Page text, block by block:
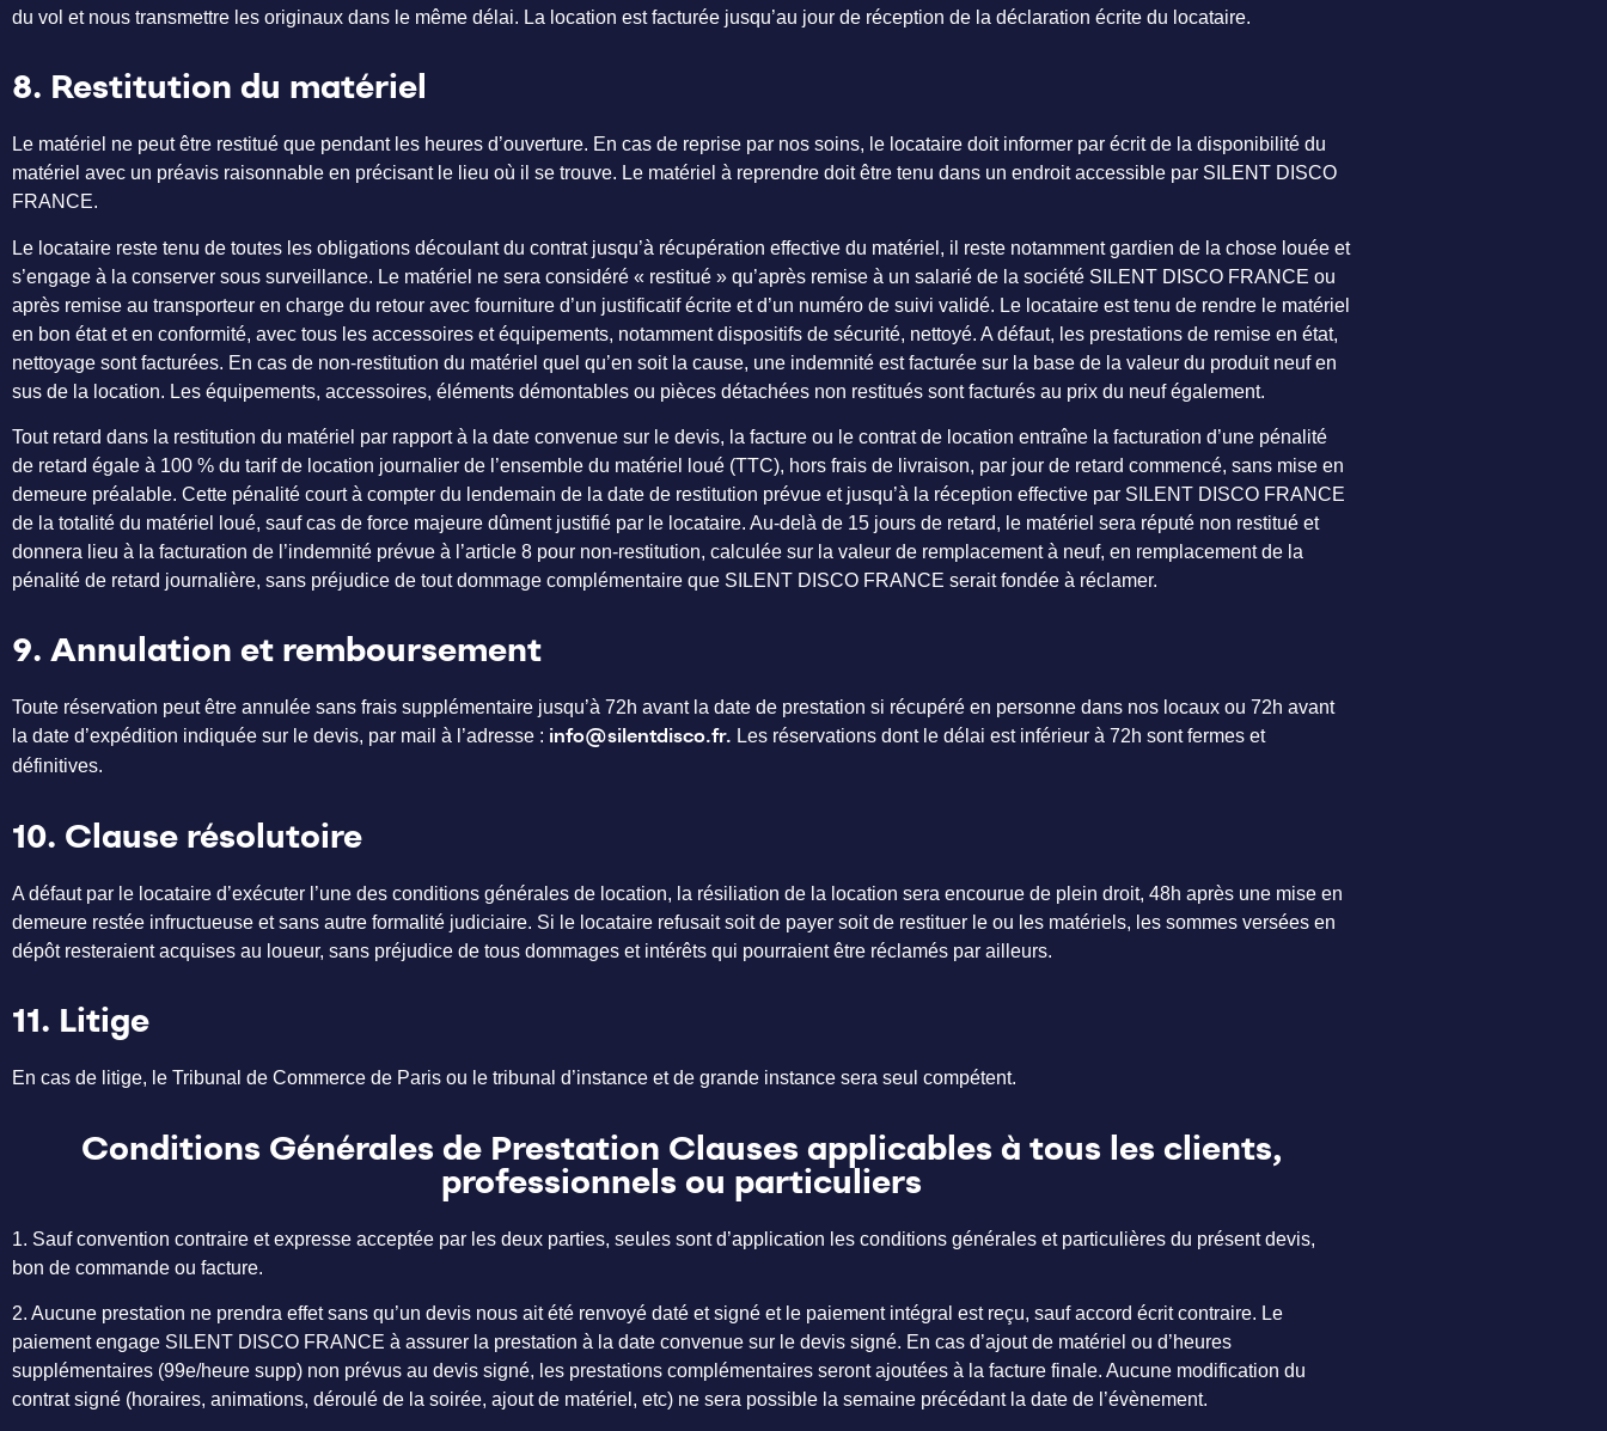
du vol et nous transmettre les originaux dans le même délai. La location est facturée jusqu’au jour de réception de la déclaration écrite du locataire.
8. Restitution du matériel
Le matériel ne peut être restitué que pendant les heures d’ouverture. En cas de reprise par nos soins, le locataire doit informer par écrit de la disponibilité du
matériel avec un préavis raisonnable en précisant le lieu où il se trouve. Le matériel à reprendre doit être tenu dans un endroit accessible par SILENT DISCO
FRANCE.
Le locataire reste tenu de toutes les obligations découlant du contrat jusqu’à récupération effective du matériel, il reste notamment gardien de la chose louée et
s’engage à la conserver sous surveillance. Le matériel ne sera considéré « restitué » qu’après remise à un salarié de la société SILENT DISCO FRANCE ou
après remise au transporteur en charge du retour avec fourniture d’un justificatif écrite et d’un numéro de suivi validé. Le locataire est tenu de rendre le matériel
en bon état et en conformité, avec tous les accessoires et équipements, notamment dispositifs de sécurité, nettoyé. A défaut, les prestations de remise en état,
nettoyage sont facturées. En cas de non-restitution du matériel quel qu’en soit la cause, une indemnité est facturée sur la base de la valeur du produit neuf en
sus de la location. Les équipements, accessoires, éléments démontables ou pièces détachées non restitués sont facturés au prix du neuf également.
Tout retard dans la restitution du matériel par rapport à la date convenue sur le devis, la facture ou le contrat de location entraîne la facturation d’une pénalité
de retard égale à 100 % du tarif de location journalier de l’ensemble du matériel loué (TTC), hors frais de livraison, par jour de retard commencé, sans mise en
demeure préalable. Cette pénalité court à compter du lendemain de la date de restitution prévue et jusqu’à la réception effective par SILENT DISCO FRANCE
de la totalité du matériel loué, sauf cas de force majeure dûment justifié par le locataire. Au-delà de 15 jours de retard, le matériel sera réputé non restitué et
donnera lieu à la facturation de l’indemnité prévue à l’article 8 pour non-restitution, calculée sur la valeur de remplacement à neuf, en remplacement de la
pénalité de retard journalière, sans préjudice de tout dommage complémentaire que SILENT DISCO FRANCE serait fondée à réclamer.
9. Annulation et remboursement
Toute réservation peut être annulée sans frais supplémentaire jusqu’à 72h avant la date de prestation si récupéré en personne dans nos locaux ou 72h avant
la date d’expédition indiquée sur le devis, par mail à l’adresse : info@silentdisco.fr. Les réservations dont le délai est inférieur à 72h sont fermes et
définitives.
10. Clause résolutoire
A défaut par le locataire d’exécuter l’une des conditions générales de location, la résiliation de la location sera encourue de plein droit, 48h après une mise en
demeure restée infructueuse et sans autre formalité judiciaire. Si le locataire refusait soit de payer soit de restituer le ou les matériels, les sommes versées en
dépôt resteraient acquises au loueur, sans préjudice de tous dommages et intérêts qui pourraient être réclamés par ailleurs.
11. Litige
En cas de litige, le Tribunal de Commerce de Paris ou le tribunal d’instance et de grande instance sera seul compétent.
Conditions Générales de Prestation Clauses applicables à tous les clients,
professionnels ou particuliers
1. Sauf convention contraire et expresse acceptée par les deux parties, seules sont d’application les conditions générales et particulières du présent devis,
bon de commande ou facture.
2. Aucune prestation ne prendra effet sans qu’un devis nous ait été renvoyé daté et signé et le paiement intégral est reçu, sauf accord écrit contraire. Le
paiement engage SILENT DISCO FRANCE à assurer la prestation à la date convenue sur le devis signé. En cas d’ajout de matériel ou d’heures
supplémentaires (99e/heure supp) non prévus au devis signé, les prestations complémentaires seront ajoutées à la facture finale. Aucune modification du
contrat signé (horaires, animations, déroulé de la soirée, ajout de matériel, etc) ne sera possible la semaine précédant la date de l’évènement.